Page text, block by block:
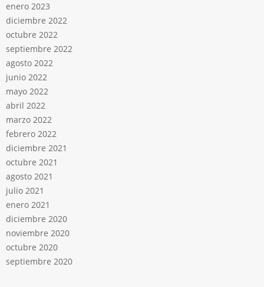
enero 2023
diciembre 2022
octubre 2022
septiembre 2022
agosto 2022
junio 2022
mayo 2022
abril 2022
marzo 2022
febrero 2022
diciembre 2021
octubre 2021
agosto 2021
julio 2021
enero 2021
diciembre 2020
noviembre 2020
octubre 2020
septiembre 2020